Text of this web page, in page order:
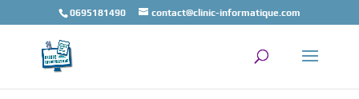
0695181490 contact@clinic-informatique.com